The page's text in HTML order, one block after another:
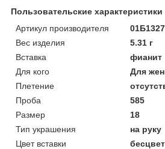
Пользовательские характеристики
Артикул производителя
Вес изделия
5.31 г
Вставка
фианит
Для кого
Для
Плетение
Проба
585
Размер
18
Тип украшения
на руку
Цвет вставки